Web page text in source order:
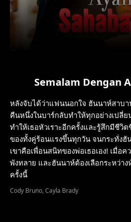
Semalam Dengan
หลังจับได้ว่าแฟนนอกใจ ฮันนาห์สาบ
คืนหนึ่งในบาร์กลับทำให้ทุกอย่างเปลี่
ทำให้เธอหัวเราะอีกครั้งและรู้สึกมีชีวิ
ของทั้งคู่ร้อนแรงขึ้นทุกวัน จนกระทั่ง
เขาคือเพื่อนสนิทของพ่อเธอเอง! เมื่อ
พังทลาย และฮันนาห์ต้องเลือกระหว่า
ครั้งนี้
Cody Bruno, Cayla Brady